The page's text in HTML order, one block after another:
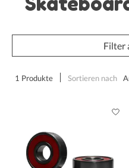
Filter
1 Produkte Sortieren nach